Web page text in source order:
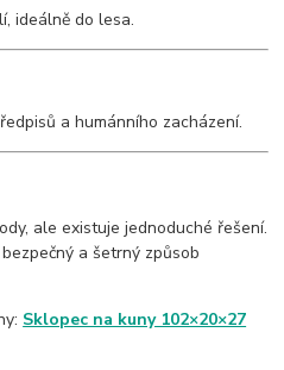
ideálně do lesa.
a humánního zacházení.
ale existuje jednoduché řešení.
a šetrný způsob
Sklopec na kuny 102×20×27